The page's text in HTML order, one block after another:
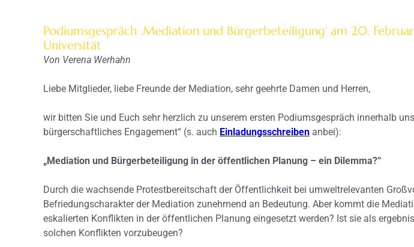
Podiumsgespräch ,Mediation und Bürgerbeteiligung‘ am 20.
Universität
Von Verena Werhahn
Liebe Mitglieder, liebe Freunde der Mediation, sehr geehrte Damen und Herren,
wir bitten Sie und Euch sehr herzlich zu unserem ersten Podiumsgespräch innerhalb
bürgerschaft­liches Engagement“ (s. auch Einladungsschreiben anbei):
„Mediation und Bürgerbeteiligung in der öffentlichen Planung – ein Dilemma?“
Durch die wachsende Protestbereitschaft der Öffentlichkeit bei umweltrelevanten
Befriedungscha­rakter der Mediation zunehmend an Bedeutung. Aber kommt die
eskalierten Konflikten in der öffentlichen Planung eingesetzt werden? Ist sie als
solchen Konflikten vorzubeugen?